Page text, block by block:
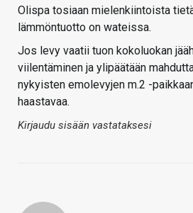
Olispa tosiaan mielenkiintoista
lämmöntuotto on wateissa.
Jos levy vaatii tuon kokoluokan
viilentäminen ja ylipäätään
nykyisten emolevyjen m.2 -
haastavaa.
Kirjaudu sisään vastataksesi